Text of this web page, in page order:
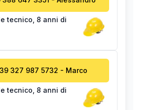
tecnico 8 anni di
327 987 5732 - Marco
tecnico 8 anni di